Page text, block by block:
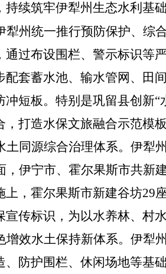
续筑牢伊犁州生态水利基础
犁州统一推行预防保护、综
过布设围栏、警示标识等
套蓄水池、输水管网、田
短板。特别是巩留县创新“
打造水保文旅融合示范模板
同源综合治理体系。 伊犁
伊宁市、霍尔果斯市共新
，霍尔果斯市新建谷坊29
传标识，为以水养林、村
效水土保持新体系。 伊犁
防护围栏、休闲场地等基